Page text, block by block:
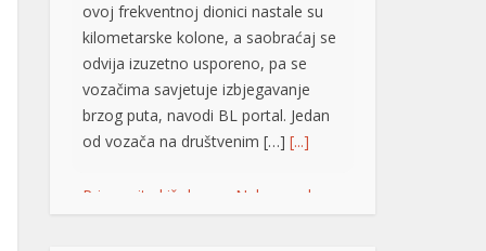
ovoj frekventnoj dionici nastale su
kilometarske kolone, a saobraćaj se
odvija izuzetno usporeno, pa se
vozačima savjetuje izbjegavanje
brzog puta, navodi BL portal. Jedan
od vozača na društvenim […] [...]
Pripremite kišobrane: Nakon vrelog
dana stižu pljuskovi i grmljavina